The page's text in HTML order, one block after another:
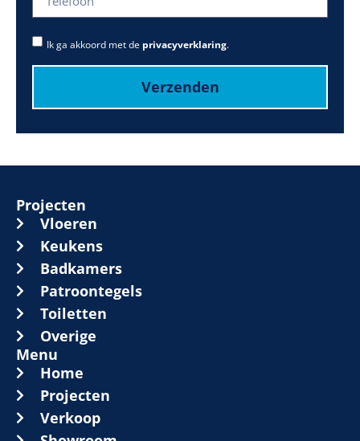
Ik ga akkoord met de privacyverklaring.
Verzenden
Projecten
Vloeren
Keukens
Badkamers
Patroontegels
Toiletten
Overige
Menu
Home
Projecten
Verkoop